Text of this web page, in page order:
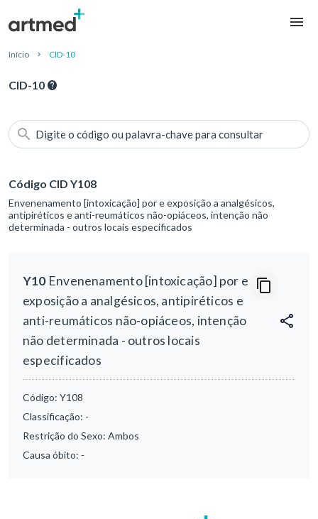
Início CID-10
CID-10
Digite o código ou palavra-chave para consultar
Código CID Y108
Envenenamento [intoxicação] por e exposição a analgésicos,
antipiréticos e anti-reumáticos não-opiáceos, intenção não
determinada - outros locais especificados
Y10Envenenamento [intoxicação] por e
exposição a analgésicos, antipiréticos e
anti-reumáticos não-opiáceos, intenção
não determinada - outros locais
especificados
Código: Y108
Classificação: -
Restrição do Sexo: Ambos
Causa óbito: -